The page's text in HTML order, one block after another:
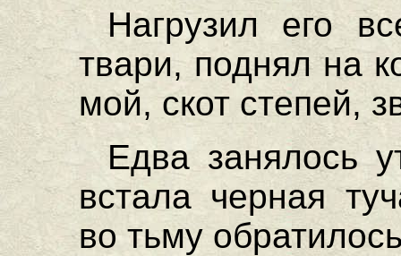
Нагрузил его
твари, поднял на
мой, скот степей,
Едва занялось
встала черная
во тьму